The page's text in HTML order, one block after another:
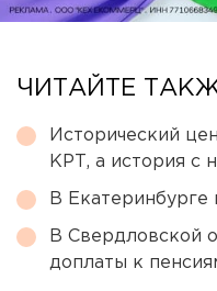
ЧИТАЙТЕ
Исторический
КРТ, а история с
В Екатеринбурге
В Свердловской
доплаты к